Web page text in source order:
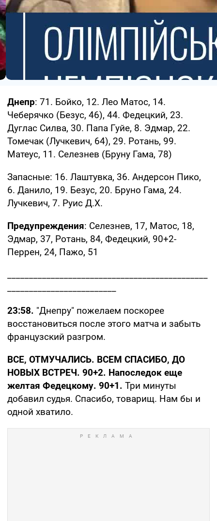
Днепр: 71. Бойко, 12. Лео Матос, 14.
Чеберячко (Безус, 46), 44. Федецкий, 23.
Дуглас Силва, 30. Папа Гуйе, 8. Эдмар, 22.
Томечак (Лучкевич, 64), 29. Ротань, 99.
Матеус, 11. Селезнев (Бруну Гама, 78)
Запасные: 16. Лаштувка, 36. Андерсон Пико,
6. Данило, 19. Безус, 20. Бруно Гама, 24.
Лучкевич, 7. Руис Д.Х.
Предупреждения: Селезнев, 17, Матос, 18,
Эдмар, 37, Ротань, 84, Федецкий, 90+2-
Перрен, 24, Пажо, 51
23:58. "Днепру" пожелаем поскорее
восстановиться после этого матча и забыть
французский разгром.
ВСЕ, ОТМУЧАЛИСЬ. ВСЕМ СПАСИБО, ДО
НОВЫХ ВСТРЕЧ. 90+2. Напоследок еще
желтая Федецкому. 90+1. Три минуты
добавил судья. Спасибо, товарищ. Нам бы и
одной хватило.